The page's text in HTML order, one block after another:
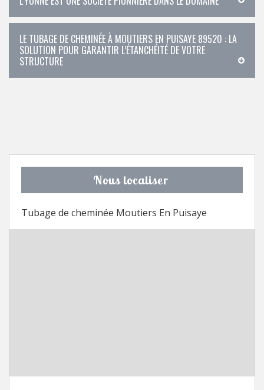
LE TUBAGE DE CHEMINÉE À MOUTIERS EN PUISAYE 89520 : LA
SOLUTION POUR GARANTIR L’ÉTANCHÉITÉ DE VOTRE
STRUCTURE
Nous localiser
Tubage de cheminée Moutiers En Puisaye